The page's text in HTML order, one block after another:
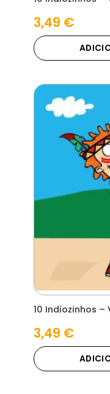
3,49 €
10 Indiozinhos
3,49 €